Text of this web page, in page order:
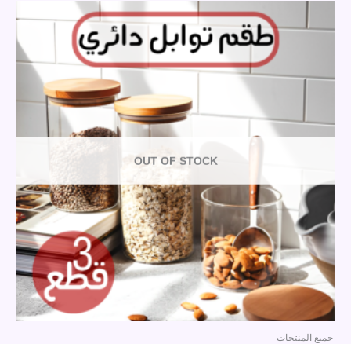
OUT OF STOCK
جميع المنتجات